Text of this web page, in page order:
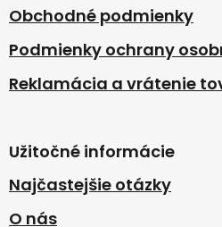
Obchodné podmienky
Podmienky ochrany
Reklamácia a vrátenie
Užitočné informácie
Najčastejšie otázky
O nás